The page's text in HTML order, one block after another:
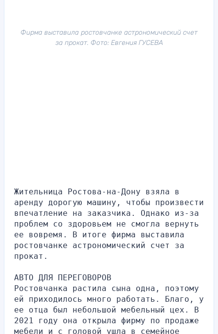
Фирма выставила ростовчанке астрономический счет
за прокат. Фото: Евгения ГУСЕВА
Жительница Ростова-на-Дону взяла в
аренду дорогую машину, чтобы произвести
впечатление на заказчика. Однако из-за
проблем со здоровьем не смогла вернуть
ее вовремя. В итоге фирма выставила
ростовчанке астрономический счет за
прокат.
АВТО ДЛЯ ПЕРЕГОВОРОВ
Ростовчанка растила сына одна, поэтому
ей приходилось много работать. Благо, у
ее отца был небольшой мебельный цех. В
2021 году она открыла фирму по продаже
мебели и с головой ушла в семейное